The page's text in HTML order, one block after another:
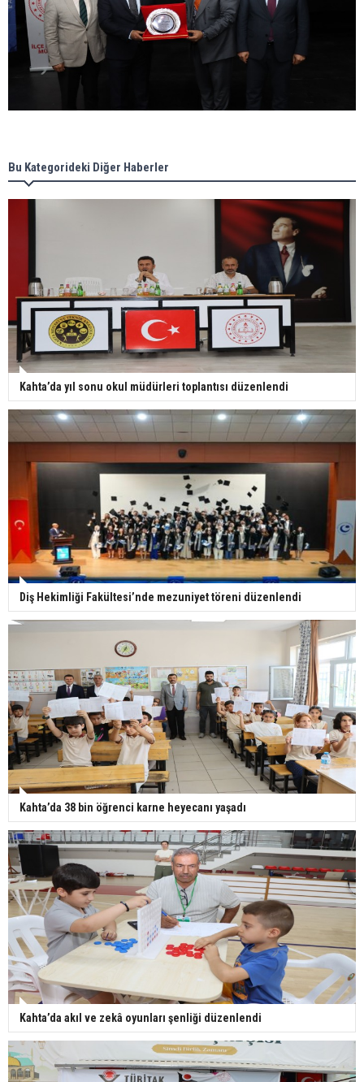
Bu Kategorideki Diğer Haberler
Kahta’da yıl sonu okul müdürleri toplantısı düzenlendi
Diş Hekimliği Fakültesi’nde mezuniyet töreni düzenlendi
Kahta’da 38 bin öğrenci karne heyecanı yaşadı
Kahta’da akıl ve zekâ oyunları şenliği düzenlendi